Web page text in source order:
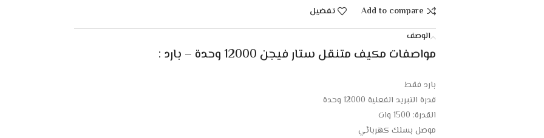
Add to compare
تفضيل
الوصف
مواصفات مكيف متنقل ستار فيجن 12000 وحدة – بارد :
بارد فقط
قدرة التبريد الفعلية 12000 وحدة
القدرة: 1500 وات
موصل بسلك كهربائي